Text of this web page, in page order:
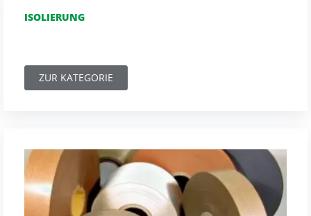
ISOLIERUNG
ZUR KATEGORIE